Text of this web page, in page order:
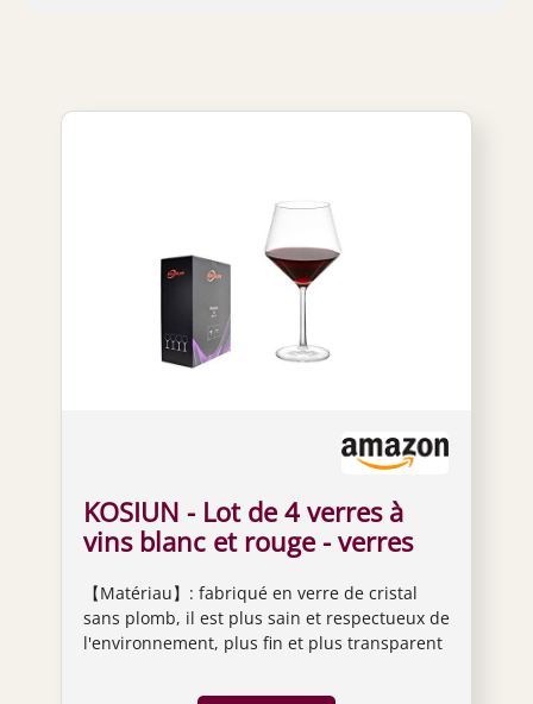
KOSIUN - Lot de 4 verres à
vins blanc et rouge - verres
à la main, bord fin, sans lèvre,
longue tige, 444 ml - pour vin
de Bordeaux
【Matériau】: fabriqué en verre de cristal
sans plomb, il est plus sain et respectueux de
l'environnement, plus fin et plus transparent
réfraction pour mieux afficher la texture et la